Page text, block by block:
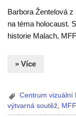
Barbora Žentelová
na téma holocaust.
historie Malach,
» Více
Centrum vizuální
výtvarná soutěž